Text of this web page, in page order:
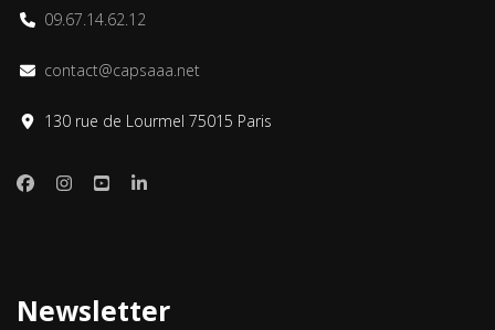
09.67.14.62.12
contact@capsaaa.net
130 rue de Lourmel 75015 Paris
Newsletter